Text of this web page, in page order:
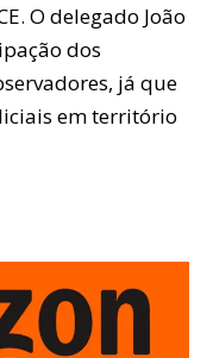
O delegado João
dos
já que
em território